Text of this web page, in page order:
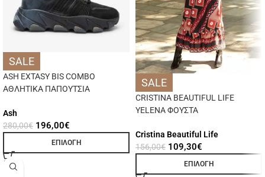
SALE
ASH EXTASY BIS COMBO
ΑΘΛΗΤΙΚΑ ΠΑΠΟΥΤΣΙΑ
Ash
280,00€ 196,00€
ΕΠΙΛΟΓΉ
SALE
CRISTINA BEAUTIFUL LIFE
YELENA ΦΟΥΣΤΑ
Cristina Beautiful Life
156,00€ 109,30€
ΕΠΙΛΟΓΉ